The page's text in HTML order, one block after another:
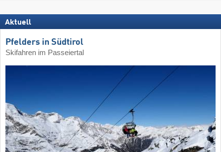
Aktuell
Pfelders in Südtirol
Skifahren im Passeiertal